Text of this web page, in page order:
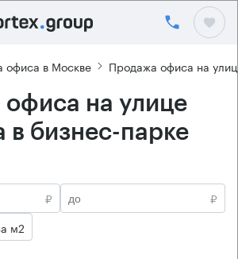
офиса в Москве Продажа офиса на
на улице
в бизнес-парке
₽
₽
м2